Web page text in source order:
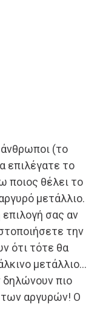
(το
επιλέγατε το
ποιος θέλει το
μετάλλιο.
σας αν
την
ότι τότε θα
μετάλλιο…
δηλώνουν πιο
των αργυρών! Ο